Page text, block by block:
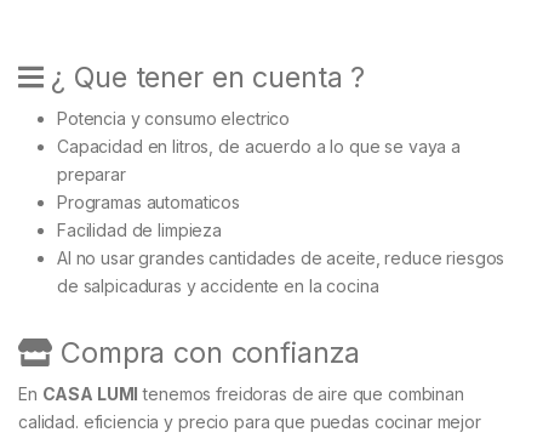
¿ Que tener en cuenta ?
Potencia y consumo electrico
Capacidad en litros, de acuerdo a lo que se vaya a
preparar
Programas automaticos
Facilidad de limpieza
Al no usar grandes cantidades de aceite, reduce riesgos
de salpicaduras y accidente en la cocina
Compra con confianza
En CASA LUMI tenemos freidoras de aire que combinan
calidad. eficiencia y precio para que puedas cocinar mejor